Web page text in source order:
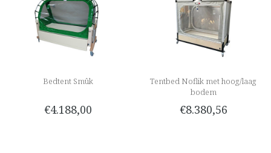
Bedtent Smûk
€4.188,00
Tentbed Noflik met hoog/laag
bodem
€8.380,56